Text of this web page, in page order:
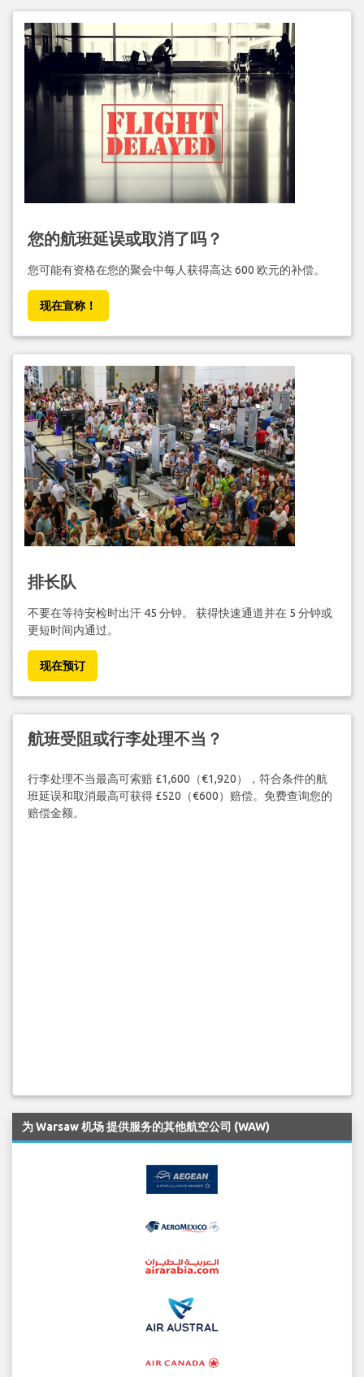
您的航班延误或取消了吗？
您可能有资格在您的聚会中每人获得高达 600 欧元的补偿。
现在宣称！
排长队
不要在等待安检时出汗 45 分钟。 获得快速通道并在 5 分钟或
更短时间内通过。
现在预订
航班受阻或行李处理不当？
行李处理不当最高可索赔 £1,600（€1,920），符合条件的航
班延误和取消最高可获得 £520（€600）赔偿。免费查询您的
赔偿金额。
为 Warsaw 机场 提供服务的其他航空公司 (WAW)